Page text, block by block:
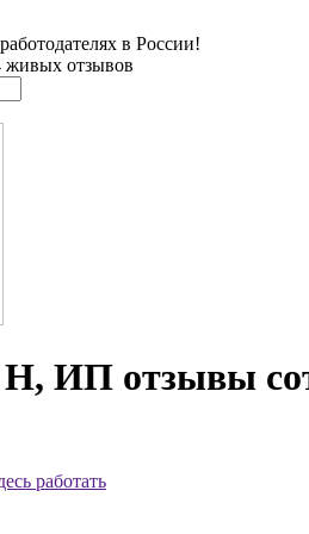
в России!
живых отзывов
ИП отзывы
работать